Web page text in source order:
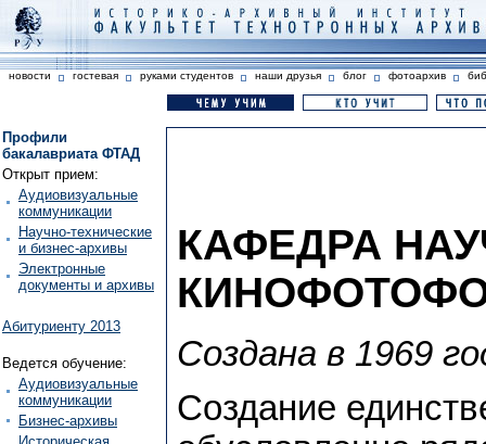
новости гостевая руками студентов наши друзья блог фотоархив
Профили
бакалавриата ФТАД
Открыт прием:
Аудиовизуальные
коммуникации
Научно-технические
и бизнес-архивы
Электронные
документы и архивы
Абитуриенту 2013
Ведется обучение:
Аудиовизуальные
коммуникации
Бизнес-архивы
КАФЕДРА
Создана в 1969
Создание